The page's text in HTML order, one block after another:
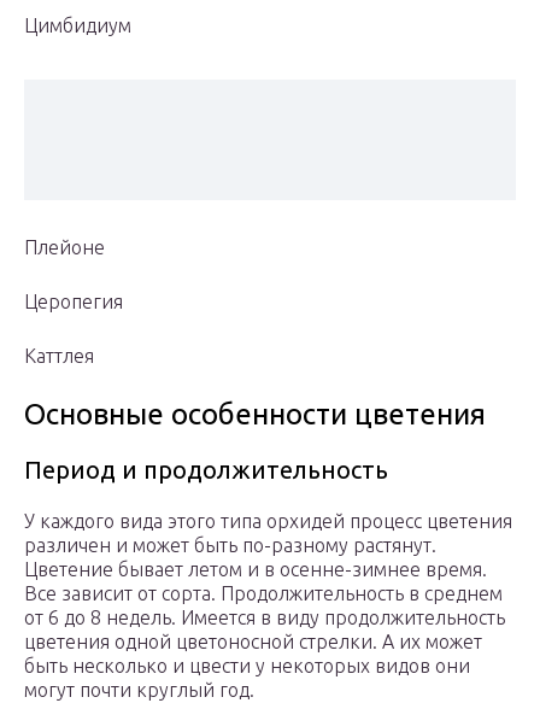
Цимбидиум
Плейоне
Церопегия
Каттлея
Основные особенности цветения
Период и продолжительность
У каждого вида этого типа орхидей процесс цветения
различен и может быть по-разному растянут.
Цветение бывает летом и в осенне-зимнее время.
Все зависит от сорта. Продолжительность в среднем
от 6 до 8 недель. Имеется в виду продолжительность
цветения одной цветоносной стрелки. А их может
быть несколько и цвести у некоторых видов они
могут почти круглый год.